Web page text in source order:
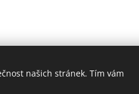
našich stránek. Tím vám